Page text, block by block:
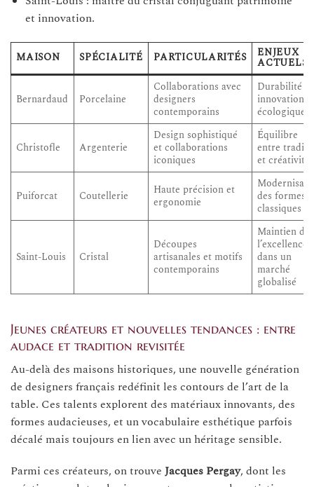
et innovation.
MAISON SPÉCIALITÉ PARTICULARITÉS ENJEUX
ACTUELS
Bernardaud Porcelaine
Collaborations avec
designers
contemporains
Durabilité et
innovations
écologiques
Christofle Argenterie
Design sophistiqué
et collaborations
iconiques
Équilibre
entre
et créativité
Puiforcat Coutellerie
Haute précision et
ergonomie
des formes
classiques
Saint-Louis Cristal
Découpes
artisanales et motifs
contemporains
Maintien de
l’excellence
dans un
marché
globalisé
Jeunes créateurs et nouvelles tendances : entre
audace et tradition revisitée
Au-delà des maisons historiques, une nouvelle génération
de designers français redéfinit les contours de l’art de la
table. Ces talents explorent des matériaux innovants, des
formes audacieuses, et un vocabulaire esthétique parfois
décalé mais toujours en lien avec un héritage sensible.
Parmi ces créateurs, on trouve Jacques Pergay, dont les